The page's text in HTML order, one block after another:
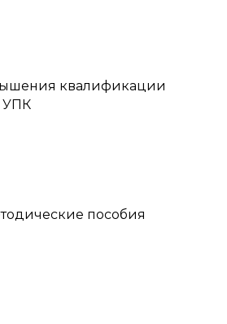
EV TOOLBOX БЕСПЛАТНО
пособия
квалификации
УПК